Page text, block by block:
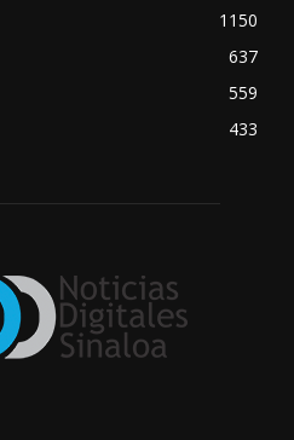
1150
637
559
433